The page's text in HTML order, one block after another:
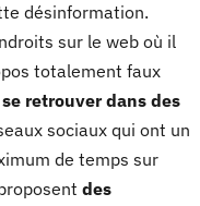
désinformation.
sur le web où il
totalement faux
retrouver dans des
sociaux qui ont un
de temps sur
des